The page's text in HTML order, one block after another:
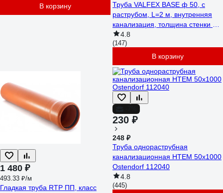
В корзину
Труба VALFEX BASE ф 50, с
раструбом, L=2 м, внутренняя
канализация, толщина стенки 1.8
200500200
4.8
(147)
В корзину
1 480 ₽
493.33 ₽/м
Гладкая труба RTP ПП, класс
230 ₽
248 ₽
Труба однораструбная
канализационная HTEM 50х1000
Ostendorf 112040
4.8
(445)